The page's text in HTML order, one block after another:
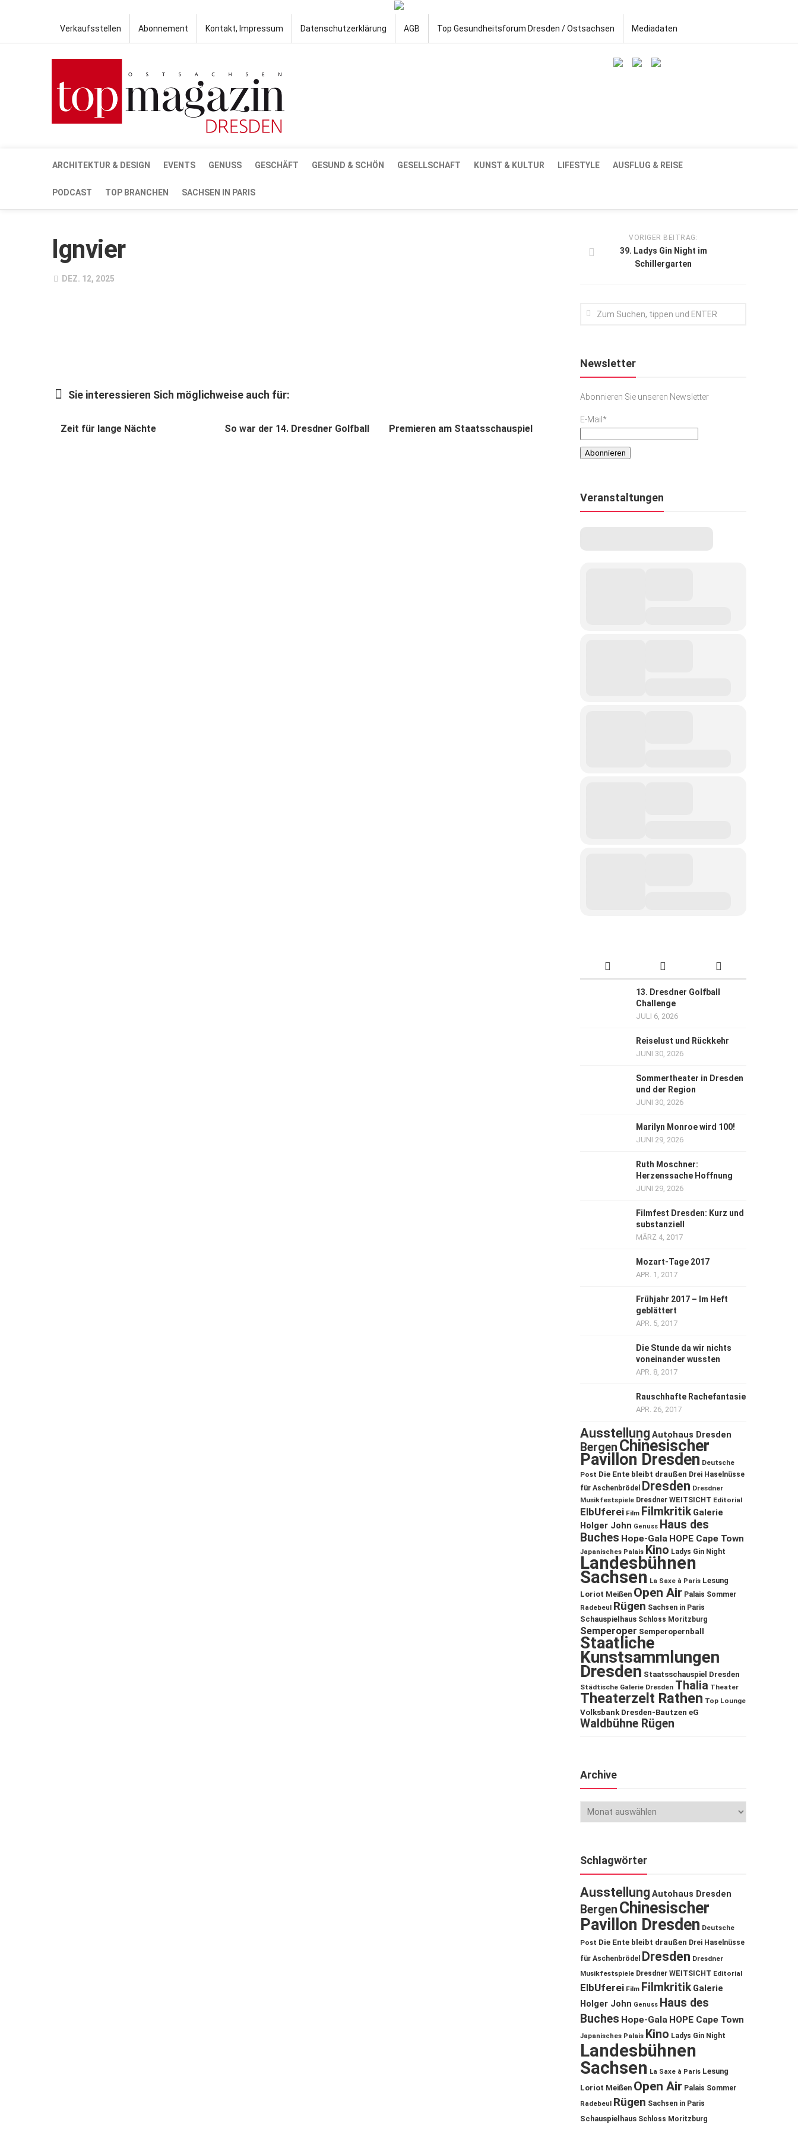
Verkaufsstellen Abonnement Kontakt, Impressum Datenschutzerklärung AGB Top Gesundheitsforum Dresden / Ostsachsen Mediadaten
ARCHITEKTUR & DESIGN EVENTS GENUSS GESCHÄFT GESUND & SCHÖN GESELLSCHAFT KUNST & KULTUR LIFESTYLE AUSFLUG & REISE
PODCAST TOP BRANCHEN SACHSEN IN PARIS
lgnvier
DEZ. 12, 2025
Sie interessieren Sich möglichweise auch für:
Zeit für lange Nächte So war der 14. Dresdner Golfball Premieren am Staatsschauspiel
VORIGER BEITRAG:
39. Ladys Gin Night im
Schillergarten
Newsletter
Abonnieren Sie unseren Newsletter
E-Mail*
Veranstaltungen
13. Dresdner Golfball
Challenge
JULI 6, 2026
Reiselust und Rückkehr
JUNI 30, 2026
Sommertheater in Dresden
und der Region
JUNI 30, 2026
Marilyn Monroe wird 100!
JUNI 29, 2026
Ruth Moschner:
Herzenssache Hoffnung
JUNI 29, 2026
Filmfest Dresden: Kurz und
substanziell
MÄRZ 4, 2017
Mozart-Tage 2017
APR. 1, 2017
Frühjahr 2017 – Im Heft
geblättert
APR. 5, 2017
Die Stunde da wir nichts
voneinander wussten
APR. 8, 2017
Rauschhafte Rachefantasie
APR. 26, 2017
Ausstellung Autohaus Dresden
Bergen Chinesischer
Pavillon Dresden Deutsche
Post Die Ente bleibt draußen Drei Haselnüsse
für Aschenbrödel
Dresden Dresdner
Musikfestspiele Dresdner WEITSICHT Editorial
ElbUferei Film Filmkritik Galerie
Holger John Genuss Haus des
Buches Hope-Gala HOPE Cape Town
Japanisches Palais Kino Ladys Gin Night
Landesbühnen
Sachsen La Saxe à Paris Lesung
Loriot Meißen Open Air Palais Sommer
Radebeul Rügen Sachsen in Paris
Schauspielhaus Schloss Moritzburg
Semperoper Semperopernball
Staatliche
Kunstsammlungen
Dresden Staatsschauspiel Dresden
Städtische Galerie Dresden Thalia Theater
Theaterzelt Rathen Top Lounge
Volksbank Dresden-Bautzen eG
Waldbühne Rügen
Archive
Schlagwörter
Ausstellung Autohaus Dresden
Bergen Chinesischer
Pavillon Dresden Deutsche
Post Die Ente bleibt draußen Drei Haselnüsse
für Aschenbrödel
Dresden Dresdner
Musikfestspiele Dresdner WEITSICHT Editorial
ElbUferei Film Filmkritik Galerie
Holger John Genuss Haus des
Buches Hope-Gala HOPE Cape Town
Japanisches Palais Kino Ladys Gin Night
Landesbühnen
Sachsen La Saxe à Paris Lesung
Loriot Meißen Open Air Palais Sommer
Radebeul Rügen Sachsen in Paris
Schauspielhaus Schloss Moritzburg